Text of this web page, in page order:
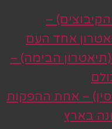
–
אחד העם
הבימה) –
– אחת ההפקות
בארץ